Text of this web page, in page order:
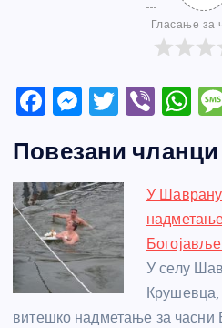
Гласање за
F
c
e
b
o
o
k
M
ss
e
n
g
er
T
itt
er
Vi
er
W
at
s
A
p
p
Повезани чланци
У
У селу
Крушевца,
витешко надметање за часни